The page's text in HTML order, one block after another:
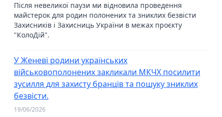
Після невеликої паузи ми відновила проведення
майстерок для родин полонених та зниклих безвісти
Захисників і Захисниць України в межах проєкту
"КолоДій".
У Женеві родини українських
військовополонених закликали МКЧХ посилити
зусилля для захисту бранців та пошуку зниклих
безвісти.
19/06/2026